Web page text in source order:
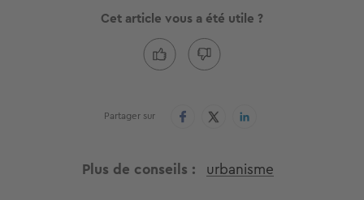
Cet article vous a été utile ?
Partager sur
Plus de conseils urbanisme